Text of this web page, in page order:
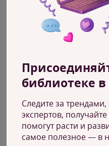
Санкт-Петербургская
2015 году как
красоты. За 6 лет
локальной школы
огромной сети школ с
библиотеке
Следите за
экспертов,
помогут расти и
самое полезное — в